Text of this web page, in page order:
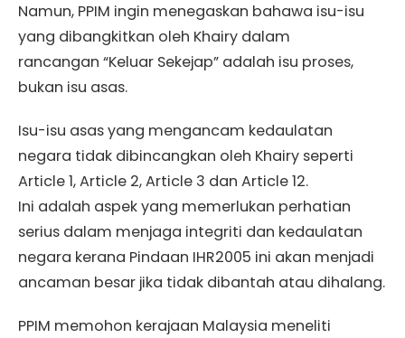
Namun, PPIM ingin menegaskan bahawa isu-isu
yang dibangkitkan oleh Khairy dalam
rancangan “Keluar Sekejap” adalah isu proses,
bukan isu asas.
Isu-isu asas yang mengancam kedaulatan
negara tidak dibincangkan oleh Khairy seperti
Article 1, Article 2, Article 3 dan Article 12.
Ini adalah aspek yang memerlukan perhatian
serius dalam menjaga integriti dan kedaulatan
negara kerana Pindaan IHR2005 ini akan menjadi
ancaman besar jika tidak dibantah atau dihalang.
PPIM memohon kerajaan Malaysia meneliti